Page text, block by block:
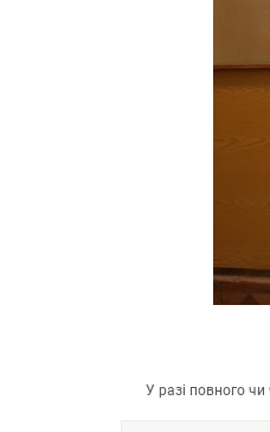
У разі повного